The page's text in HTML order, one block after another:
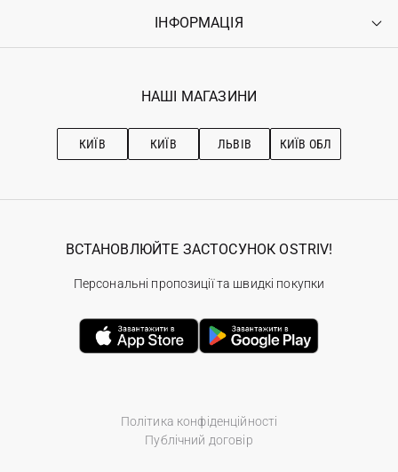
Повернення
Гарантія
Увійти
Ostriv Club+
ІНФОРМАЦІЯ
Наші магазини
Рекомендації з догляду
НАШІ МАГАЗИНИ
КИЇВ КИЇВ ЛЬВІВ КИЇВ ОБЛ
Політика конфіденційності
Публічний договір
ВСТАНОВЛЮЙТЕ ЗАСТОСУНОК OSTRIV!
Персональні пропозиції та швидкі покупки